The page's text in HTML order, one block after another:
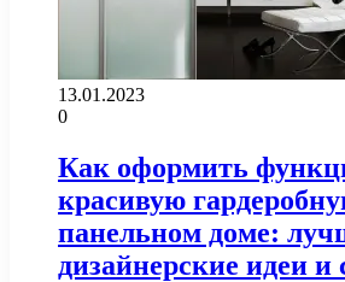
13.01.2023
0
Как оформить
красивую
панельном доме:
дизайнерские идеи и